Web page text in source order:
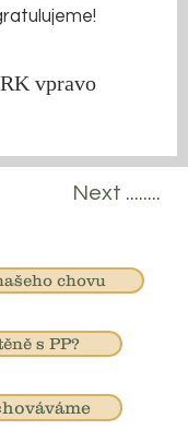
vpravo
Next ........
chovu
s PP?